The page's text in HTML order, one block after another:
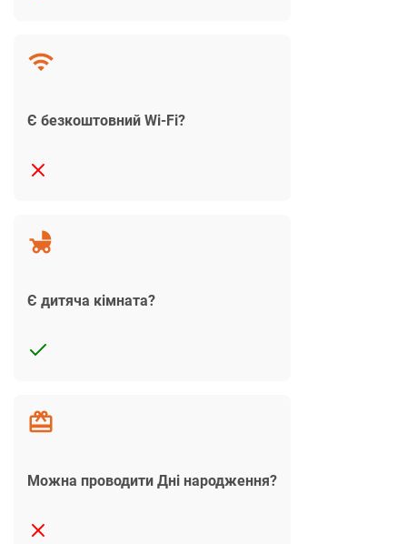
Є безкоштовний Wi-Fi?
Є дитяча кімната?
Можна проводити Дні народження?